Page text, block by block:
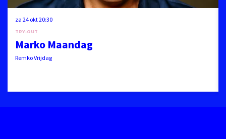
Marko Maandag
Remko Vrijdag
TRY-OUT
za 24 okt20:30